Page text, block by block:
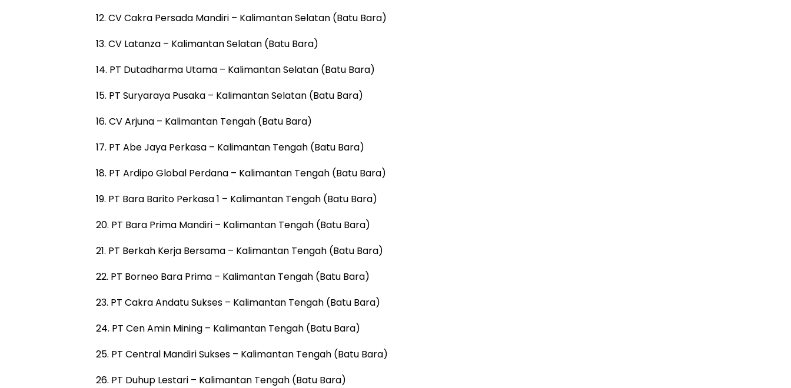
12. CV Cakra Persada Mandiri – Kalimantan Selatan (Batu Bara)
13. CV Latanza – Kalimantan Selatan (Batu Bara)
14. PT Dutadharma Utama – Kalimantan Selatan (Batu Bara)
15. PT Suryaraya Pusaka – Kalimantan Selatan (Batu Bara)
16. CV Arjuna – Kalimantan Tengah (Batu Bara)
17. PT Abe Jaya Perkasa – Kalimantan Tengah (Batu Bara)
18. PT Ardipo Global Perdana – Kalimantan Tengah (Batu Bara)
19. PT Bara Barito Perkasa 1 – Kalimantan Tengah (Batu Bara)
20. PT Bara Prima Mandiri – Kalimantan Tengah (Batu Bara)
21. PT Berkah Kerja Bersama – Kalimantan Tengah (Batu Bara)
22. PT Borneo Bara Prima – Kalimantan Tengah (Batu Bara)
23. PT Cakra Andatu Sukses – Kalimantan Tengah (Batu Bara)
24. PT Cen Amin Mining – Kalimantan Tengah (Batu Bara)
25. PT Central Mandiri Sukses – Kalimantan Tengah (Batu Bara)
26. PT Duhup Lestari – Kalimantan Tengah (Batu Bara)